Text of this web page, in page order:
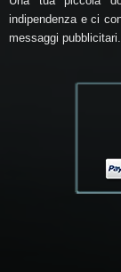
indipendenza e ci
messaggi pubblicitari.